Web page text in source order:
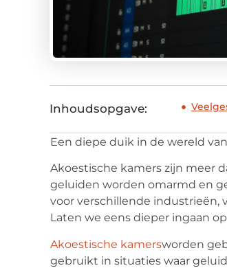
Inhoudsopgave:
Een diepe duik in de wereld
Akoestische kamers zijn meer
geluiden worden omarmd en
voor verschillende industrieën,
Laten we eens dieper ingaan
Akoestische kamersworden
gebruikt in situaties waar